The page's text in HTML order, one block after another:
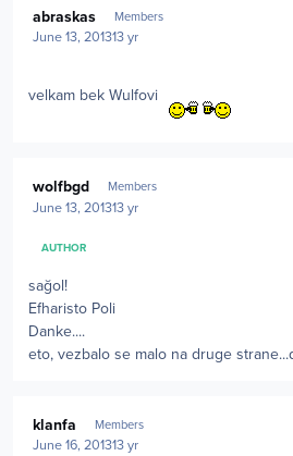
abraskas Members
June 13, 201313 yr
velkam bek Wulfovi
wolfbgd Members
June 13, 201313 yr
AUTHOR
sağol!
Efharisto Poli
Danke....
eto, vezbalo se malo na druge
klanfa Members
June 16, 201313 yr